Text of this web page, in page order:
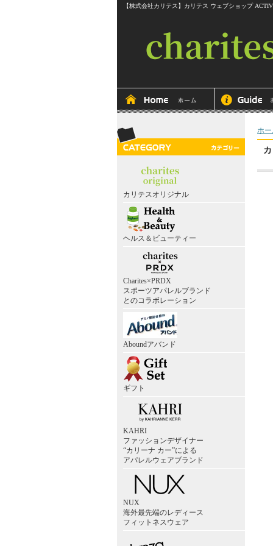
【株式会社カリテス】カリテス ウェブショップ
カリテスオリジナル
ヘルス＆ビューティー
Charites×PRDX
スポーツアパレルブランド
とのコラボレーション
Aboundアバンド
ギフト
KAHRI
ファッションデザイナー
“カリーナ カー”による
アパレルウェアブランド
NUX
海外最先端のレディース
フィットネスウェア
ホ